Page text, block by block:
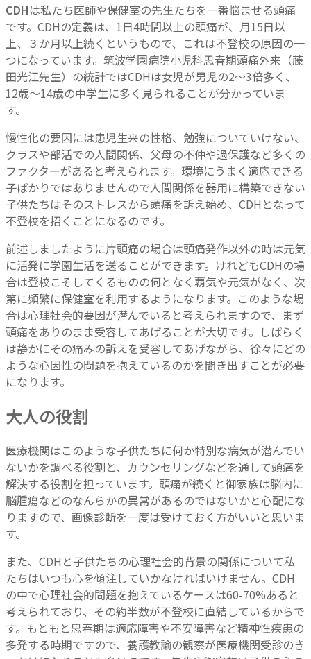
CDHは私たち医師や保健室の先生たちを一番悩ませる頭痛
です。CDHの定義は、1日4時間以上の頭痛が、月15日以
上、３か月以上続くというもので、これは不登校の原因の一
つになっています。筑波学園病院小児科思春期頭痛外来（藤
田光江先生）の統計ではCDHは女児が男児の2～3倍多く、
12歳～14歳の中学生に多く見られることが分かっていま
す。
慢性化の要因には患児生来の性格、勉強についていけない、
クラスや部活での人間関係、父母の不仲や過保護など多くの
ファクターがあると考えられます。環境にうまく適応できる
子ばかりではありませんので人間関係を器用に構築できない
子供たちはそのストレスから頭痛を訴え始め、CDHとなって
不登校を招くことになるのです。
前述しましたように片頭痛の場合は頭痛発作以外の時は元気
に活発に学園生活を送ることができます。けれどもCDHの場
合は登校こそしてくるものの何となく覇気や元気がなく、次
第に頻繁に保健室を利用するようになります。このような場
合は心理社会的要因が潜んでいると考えられますので、まず
頭痛をありのまま受容してあげることが大切です。しばらく
は静かにその痛みの訴えを受容してあげながら、徐々にどの
ような心因性の問題を抱えているのかを聞き出すことが必要
になります。
大人の役割
医療機関はこのような子供たちに何か特別な病気が潜んでい
ないかを調べる役割と、カウンセリングなどを通して頭痛を
解決する役割を担っています。頭痛が続くと御家族は脳内に
脳腫瘍などのなんらかの異常があるのではないかと心配にな
りますので、画像診断を一度は受けておく方がいいと思いま
す。
また、CDHと子供たちの心理社会的背景の関係について私
たちはいつも心を傾注していかなければいけません。CDH
の中で心理社会的問題を抱えているケースは60-70%あると
考えられており、その約半数が不登校に直結しているからで
す。もともと思春期は適応障害や不安障害など精神性疾患の
多発する時期ですので、養護教諭の観察が医療機関受診のき